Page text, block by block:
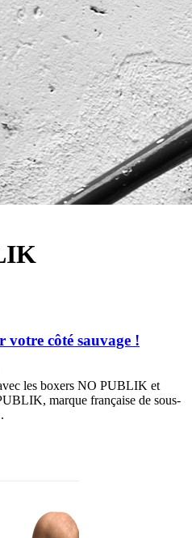
côté sauvage !
les boxers NO PUBLIK et
marque française de sous-